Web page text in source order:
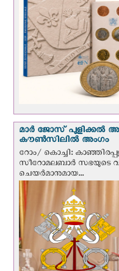
മാർ ജോസ് പുളിക്കൽ
കൗൺസിലിൽ അംഗം
റോം/ കൊച്ചി:
സീറോമലബാർ സഭയുടെ
ചെയർമാനുമായ...